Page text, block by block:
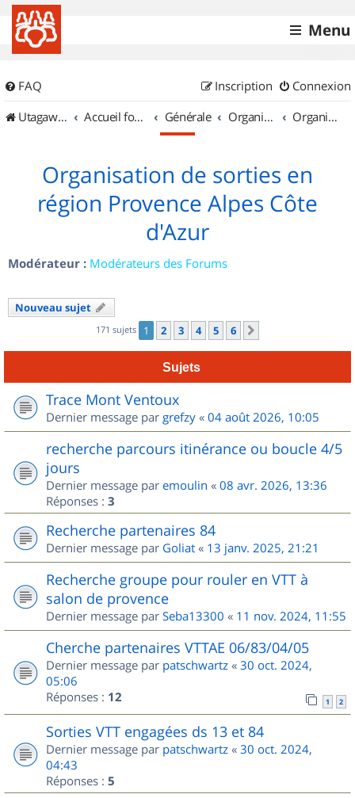
Menu
FAQ Connexion
Inscription
UtagawaVTT (Randos VTT et VTTAE avec traces GPS)
Accueil forum Générale Organisation de sorties & Recherche de partenaires Organisation de sorties en région Provence Alpes Côte d'Azur
Organisation de sorties en
région Provence Alpes Côte
d'Azur
Modérateur : Modérateurs des Forums
Nouveau sujet
171 sujets 1 2 3 4 5 6
Sujets
Trace Mont Ventoux
Dernier message par grefzy « 04 août 2026, 10:05
recherche parcours itinérance ou boucle 4/5
jours
Dernier message par emoulin « 08 avr. 2026, 13:36
Réponses : 3
Recherche partenaires 84
Dernier message par Goliat « 13 janv. 2025, 21:21
Recherche groupe pour rouler en VTT à
salon de provence
Dernier message par Seba13300 « 11 nov. 2024, 11:55
Cherche partenaires VTTAE 06/83/04/05
Dernier message par patschwartz « 30 oct. 2024,
05:06
Réponses : 12 1 2
Sorties VTT engagées ds 13 et 84
Dernier message par patschwartz « 30 oct. 2024,
04:43
Réponses : 5